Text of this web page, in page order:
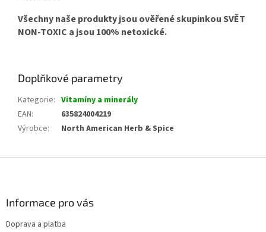
Všechny naše produkty jsou ověřené skupinkou SVĚT
NON-TOXIC a jsou 100% netoxické.
Doplňkové parametry
Kategorie: Vitamíny a minerály
EAN:
635824004219
Výrobce: North American Herb & Spice
Informace pro vás
Doprava a platba